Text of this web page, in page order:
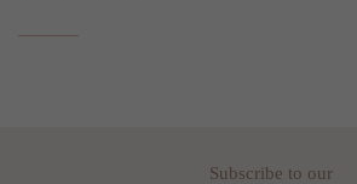
Subscribe to our